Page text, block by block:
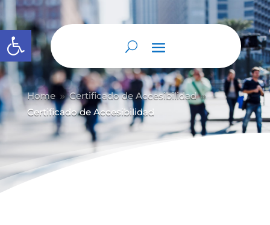
Abrir barra de herramientas
Home 9 Certificado de Accesibilidad 9
Certificado de Accesibilidad